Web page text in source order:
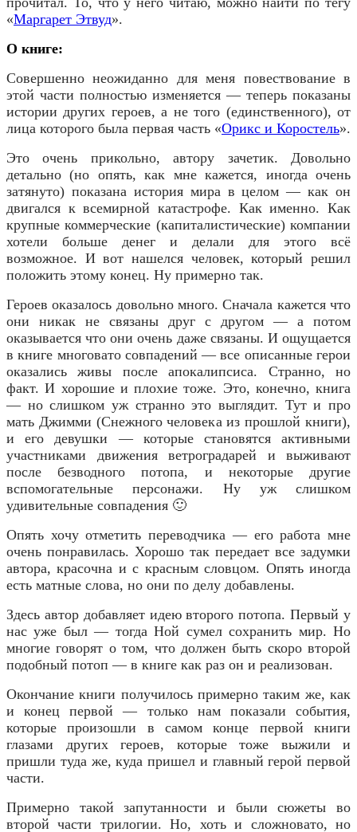
«Маргарет Этвуд».
О книге:
Совершенно неожиданно для меня повествование в
этой части полностью изменяется — теперь показаны
истории других героев, а не того (единственного), от
лица которого была первая часть «Орикс и Коростель».
Это очень прикольно, автору зачетик. Довольно
детально (но опять, как мне кажется, иногда очень
затянуто) показана история мира в целом — как он
двигался к всемирной катастрофе. Как именно. Как
крупные коммерческие (капиталистические) компании
хотели больше денег и делали для этого всё
возможное. И вот нашелся человек, который решил
положить этому конец. Ну примерно так.
Героев оказалось довольно много. Сначала кажется что
они никак не связаны друг с другом — а потом
оказывается что они очень даже связаны. И ощущается
в книге многовато совпадений — все описанные герои
оказались живы после апокалипсиса. Странно, но
факт. И хорошие и плохие тоже. Это, конечно, книга
— но слишком уж странно это выглядит. Тут и про
мать Джимми (Снежного человека из прошлой книги),
и его девушки — которые становятся активными
участниками движения ветроградарей и выживают
после безводного потопа, и некоторые другие
вспомогательные персонажи. Ну уж слишком
удивительные совпадения 🙂
Опять хочу отметить переводчика — его работа мне
очень понравилась. Хорошо так передает все задумки
автора, красочна и с красным словцом. Опять иногда
есть матные слова, но они по делу добавлены.
Здесь автор добавляет идею второго потопа. Первый у
нас уже был — тогда Ной сумел сохранить мир. Но
многие говорят о том, что должен быть скоро второй
подобный потоп — в книге как раз он и реализован.
Окончание книги получилось примерно таким же, как
и конец первой — только нам показали события,
которые произошли в самом конце первой книги
глазами других героев, которые тоже выжили и
пришли туда же, куда пришел и главный герой первой
части.
Примерно такой запутанности и были сюжеты во
второй части трилогии. Но, хоть и сложновато, но